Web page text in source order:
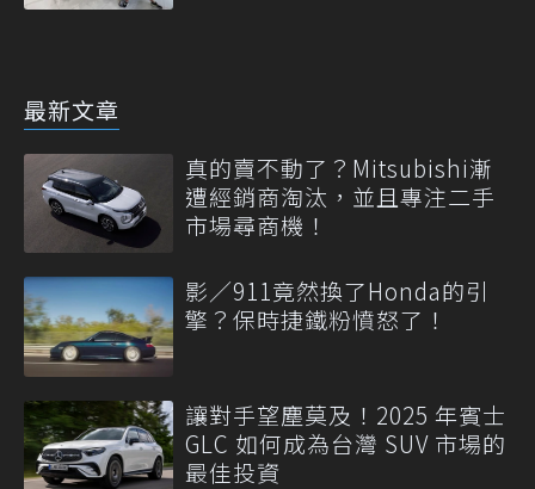
最新文章
真的賣不動了？Mitsubishi漸
遭經銷商淘汰，並且專注二手
市場尋商機！
影／911竟然換了Honda的引
擎？保時捷鐵粉憤怒了！
讓對手望塵莫及！2025 年賓士
GLC 如何成為台灣 SUV 市場的
最佳投資